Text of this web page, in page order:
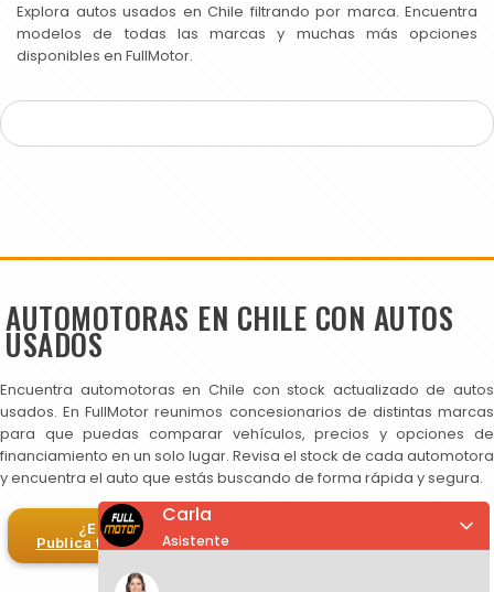
Explora autos usados en Chile filtrando por marca. Encuentra
modelos de todas las marcas y muchas más opciones
disponibles en FullMotor.
AUTOMOTORAS EN CHILE CON AUTOS
USADOS
Encuentra automotoras en Chile con stock actualizado de autos
usados. En FullMotor reunimos concesionarios de distintas marcas
para que puedas comparar vehículos, precios y opciones de
financiamiento en un solo lugar. Revisa el stock de cada automotora
y encuentra el auto que estás buscando de forma rápida y segura.
¿Eres automotora?
Publica tus autos en FullMotor
Carla
Asistente